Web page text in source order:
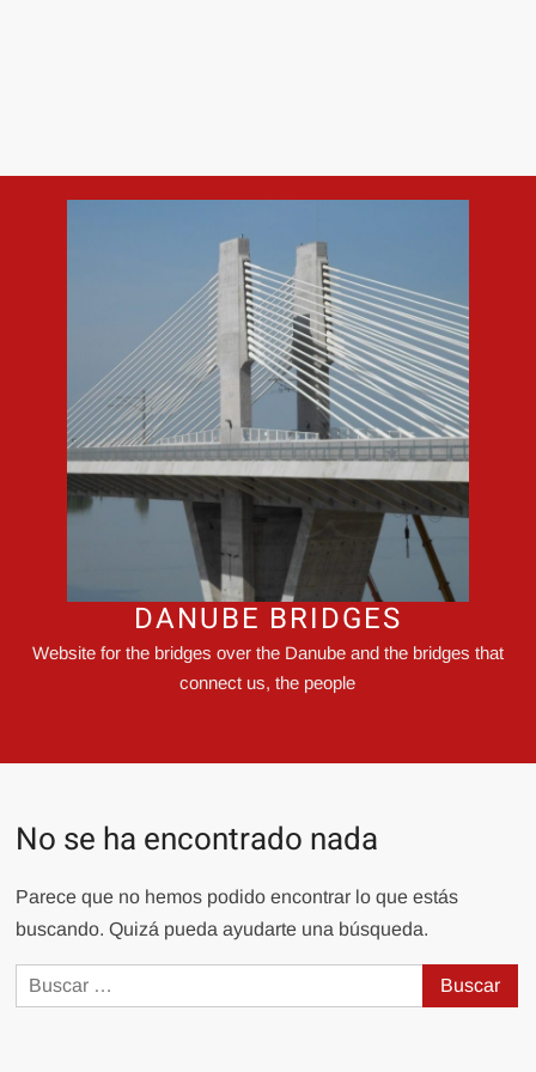
DANUBE BRIDGES
Website for the bridges over the Danube and the bridges that
connect us, the people
No se ha encontrado nada
Parece que no hemos podido encontrar lo que estás
buscando. Quizá pueda ayudarte una búsqueda.
Buscar: